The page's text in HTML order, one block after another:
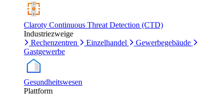
Claroty Continuous Threat Detection (CTD)
Industriezweige
Rechenzentren
Einzelhandel
Gewerbegebäude
Gastgewerbe
Gesundheitswesen
Plattform